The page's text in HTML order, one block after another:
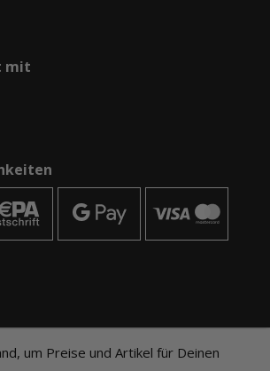
um Preise und Artikel für Deinen
mit